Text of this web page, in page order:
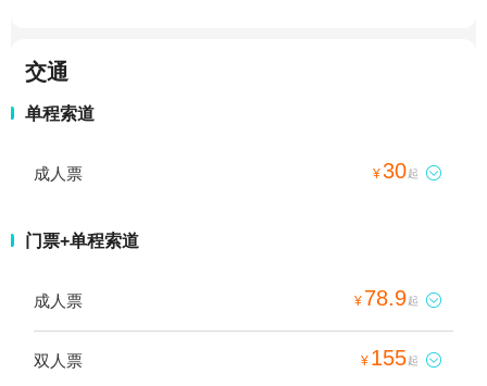
交通
单程索道
成人票 ¥30起 
门票+单程索道
成人票 ¥ 78.9起 
双人票 ¥ 155起 